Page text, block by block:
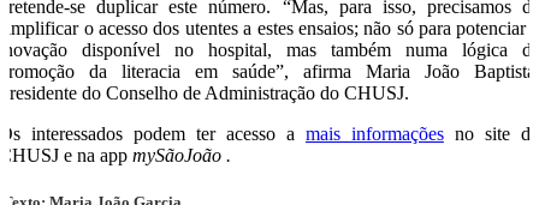
pretende-se duplicar este número. “Mas, para isso, precisamos de
simplificar o acesso dos utentes a estes ensaios; não só para potenciar a
inovação disponível no hospital, mas também numa lógica de
promoção da literacia em saúde”, afirma Maria João Baptista,
Presidente do Conselho de Administração do CHUSJ.
Os interessados podem ter acesso a mais informaçõesno site do
CHUSJ e na appmySãoJoão .